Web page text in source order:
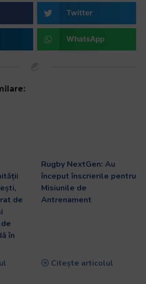
Twitter
WhatsApp
de
în
Rugby NextGen: Au
început înscrierile pentru
Misiunile de
Antrenament
Citește articolul